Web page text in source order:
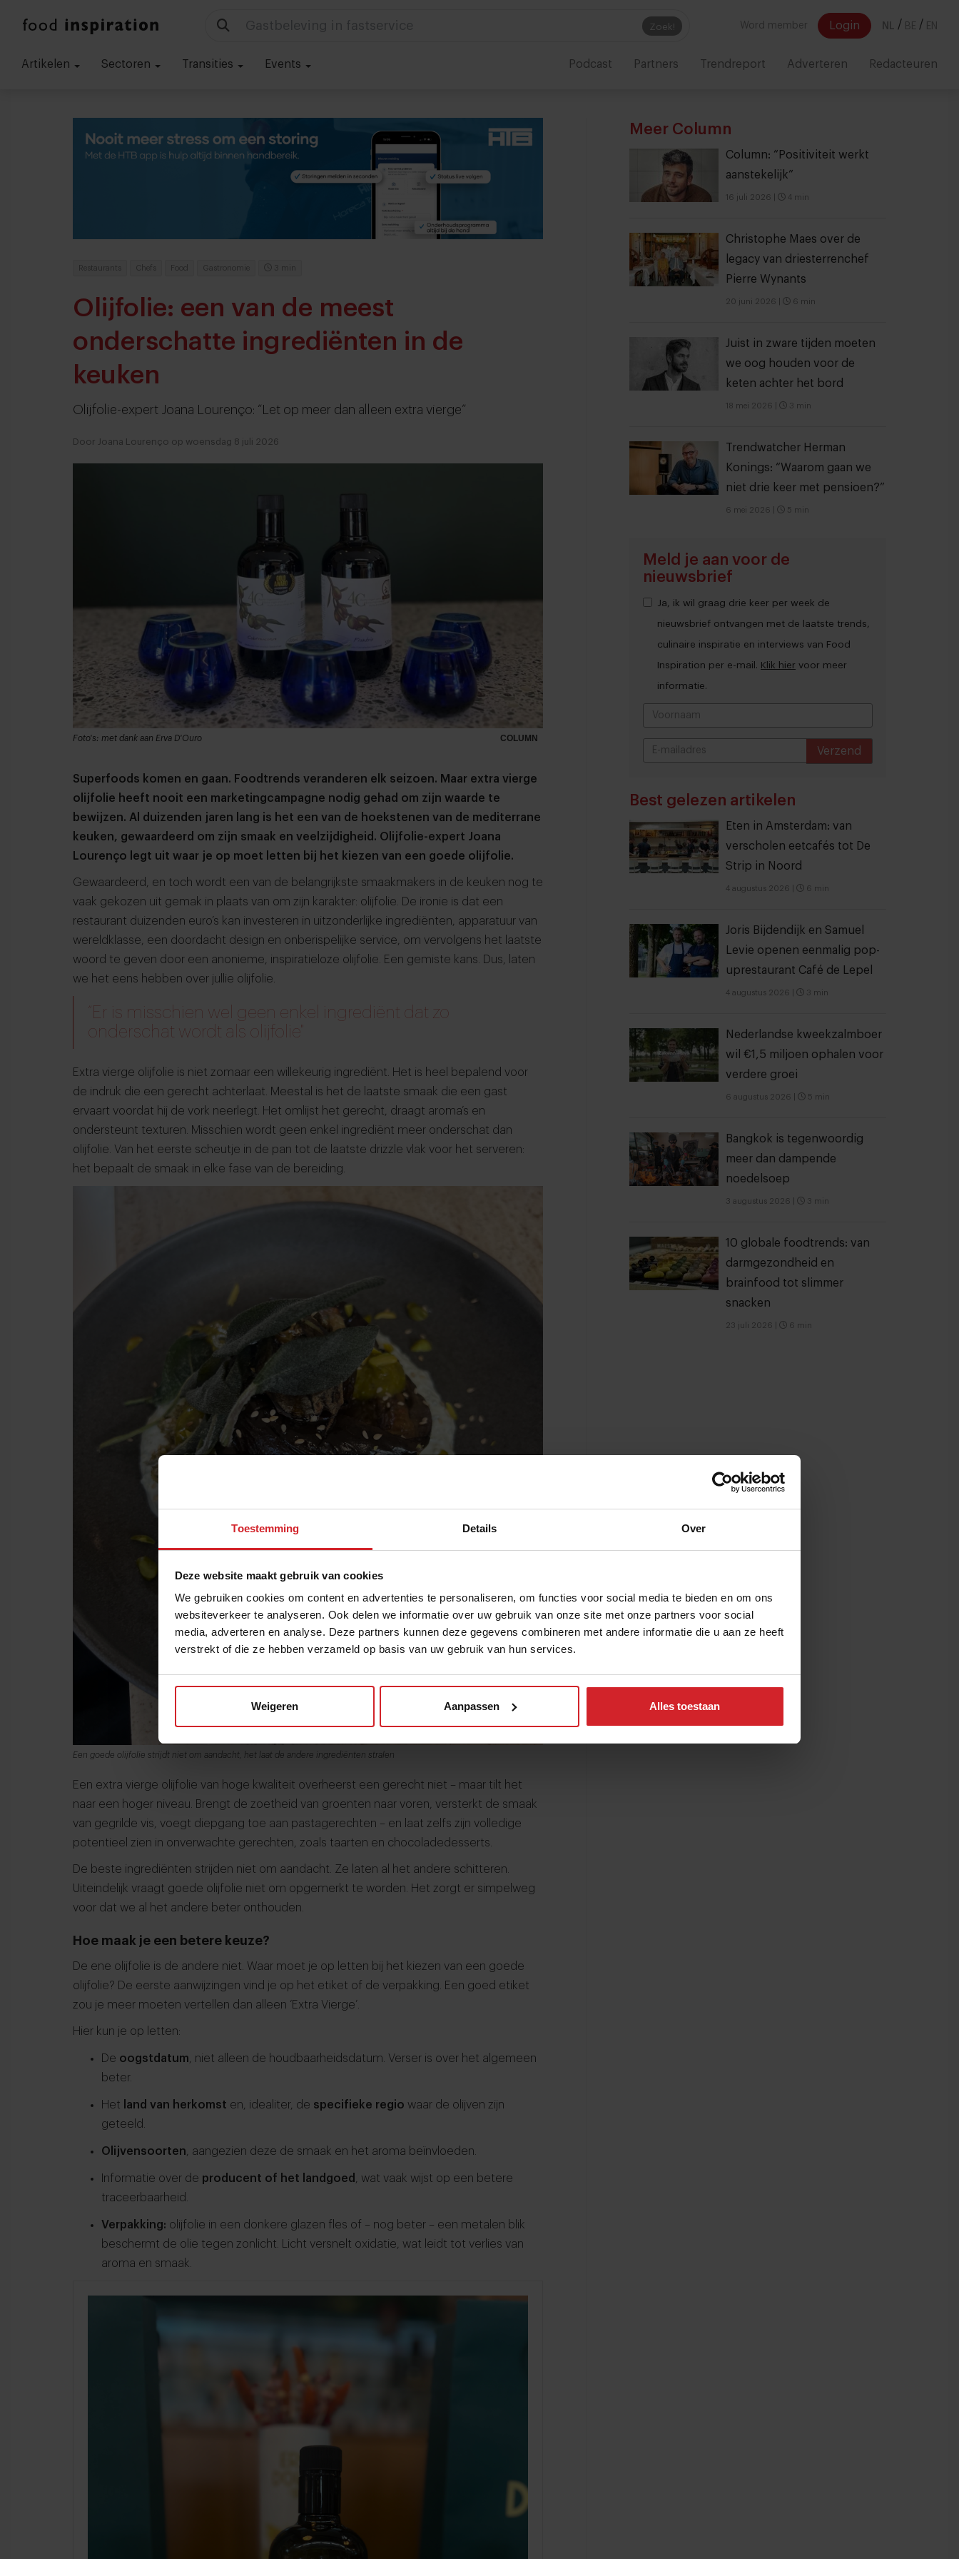
Toestemming Details Over
Deze website maakt gebruik van cookies
We gebruiken cookies om content en advertenties te personaliseren, om functies voor social media te bieden en om ons
websiteverkeer te analyseren. Ook delen we informatie over uw gebruik van onze site met onze partners voor social
media, adverteren en analyse. Deze partners kunnen deze gegevens combineren met andere informatie die u aan ze heeft
verstrekt of die ze hebben verzameld op basis van uw gebruik van hun services.
Weigeren Aanpassen Alles toestaan
Zoek!
Technologie in foodservice Word member Login NL / BE / EN
Artikelen Sectoren Transities Events Podcast Partners Trendreport Adverteren Redacteuren
Restaurants Chefs Food Gastronomie 3 min
Olijfolie: een van de meest
onderschatte ingrediënten in de
keuken
Olijfolie-expert Joana Lourenço: “Let op meer dan alleen extra vierge”
Door Joana Lourenço op woensdag 8 juli 2026
COLUMN
Foto's: met dank aan Erva D'Ouro
Superfoods komen en gaan. Foodtrends veranderen elk seizoen. Maar extra vierge
olijfolie heeft nooit een marketingcampagne nodig gehad om zijn waarde te
bewijzen. Al duizenden jaren lang is het een van de hoekstenen van de mediterrane
keuken, gewaardeerd om zijn smaak en veelzijdigheid. Olijfolie-expert Joana
Lourenço legt uit waar je op moet letten bij het kiezen van een goede olijfolie.
Gewaardeerd, en toch wordt een van de belangrijkste smaakmakers in de keuken nog te
vaak gekozen uit gemak in plaats van om zijn karakter: olijfolie. De ironie is dat een
restaurant duizenden euro’s kan investeren in uitzonderlijke ingrediënten, apparatuur van
wereldklasse, een doordacht design en onberispelijke service, om vervolgens het laatste
woord te geven door een anonieme, inspiratieloze olijfolie. Een gemiste kans. Dus, laten
we het eens hebben over jullie olijfolie.
“Er is misschien wel geen enkel ingrediënt dat zo
onderschat wordt als olijfolie"
Extra vierge olijfolie is niet zomaar een willekeurig ingrediënt. Het is heel bepalend voor
de indruk die een gerecht achterlaat. Meestal is het de laatste smaak die een gast
ervaart voordat hij de vork neerlegt. Het omlijst het gerecht, draagt aroma’s en
ondersteunt texturen. Misschien wordt geen enkel ingrediënt meer onderschat dan
olijfolie. Van het eerste scheutje in de pan tot de laatste drizzle vlak voor het serveren:
het bepaalt de smaak in elke fase van de bereiding.
Een goede olijfolie strijdt niet om aandacht, het laat de andere ingrediënten stralen
Een extra vierge olijfolie van hoge kwaliteit overheerst een gerecht niet – maar tilt het
naar een hoger niveau. Brengt de zoetheid van groenten naar voren, versterkt de smaak
van gegrilde vis, voegt diepgang toe aan pastagerechten – en laat zelfs zijn volledige
potentieel zien in onverwachte gerechten, zoals taarten en chocoladedesserts.
De beste ingrediënten strijden niet om aandacht. Ze laten al het andere schitteren.
Uiteindelijk vraagt goede olijfolie niet om opgemerkt te worden. Het zorgt er simpelweg
voor dat we al het andere beter onthouden.
Hoe maak je een betere keuze?
De ene olijfolie is de andere niet. Waar moet je op letten bij het kiezen van een goede
olijfolie? De eerste aanwijzingen vind je op het etiket of de verpakking. Een goed etiket
zou je meer moeten vertellen dan alleen ‘Extra Vierge’.
Hier kun je op letten:
De oogstdatum , niet alleen de houdbaarheidsdatum. Verser is over het algemeen
beter.
Het land van herkomst en, idealiter, de specifieke regio waar de olijven zijn
geteeld.
Olijvensoorten , aangezien deze de smaak en het aroma beïnvloeden.
Informatie over de producent of het landgoed
, wat vaak wijst op een betere
traceerbaarheid.
Verpakking: olijfolie in een donkere glazen fles of – nog beter – een metalen blik
beschermt de olie tegen zonlicht. Licht versnelt oxidatie, wat leidt tot verlies van
aroma en smaak.
Meer Column
Column: “Positiviteit werkt
aanstekelijk”
16 juli 2026 4 min
Christophe Maes over de
legacy van driesterrenchef
Pierre Wynants
20 juni 2026 6 min
Juist in zware tijden moeten
we oog houden voor de
keten achter het bord
18 mei 2026 3 min
Trendwatcher Herman
Konings: “Waarom gaan we
niet drie keer met pensioen?”
6 mei 2026 5 min
Meld je aan voor de
nieuwsbrief
Ja, ik wil graag drie keer per week de
nieuwsbrief ontvangen met de laatste trends,
culinaire inspiratie en interviews van Food
Inspiration per e-mail. Klik hier voor meer
informatie.
Verzend
Best gelezen artikelen
Eten in Amsterdam: van
verscholen eetcafés tot De
Strip in Noord
4 augustus 2026 6 min
Joris Bijdendijk en Samuel
Levie openen eenmalig pop-
uprestaurant Café de Lepel
4 augustus 2026 3 min
Nederlandse kweekzalmboer
wil €1,5 miljoen ophalen voor
verdere groei
6 augustus 2026 5 min
Bangkok is tegenwoordig
meer dan dampende
noedelsoep
3 augustus 2026 3 min
10 globale foodtrends: van
darmgezondheid en
brainfood tot slimmer
snacken
23 juli 2026 6 min